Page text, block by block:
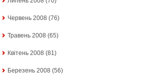
Червень 2008 (76)
Травень 2008 (65)
Квітень 2008 (81)
Березень 2008 (56)